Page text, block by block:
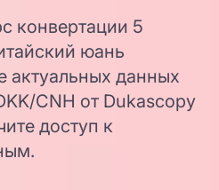
конвертации 5
юань
актуальных данных
CNH от Dukascopy
доступ к